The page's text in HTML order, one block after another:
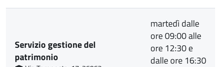
Servizio gestione del
patrimonio
martedì dalle
ore 09:00 alle
ore 12:30 e
dalle ore 16:30